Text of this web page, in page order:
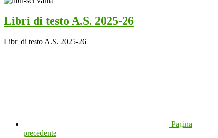
Libri di testo A.S. 2025-26
Libri di testo A.S. 2025-26
Pagina
precedente